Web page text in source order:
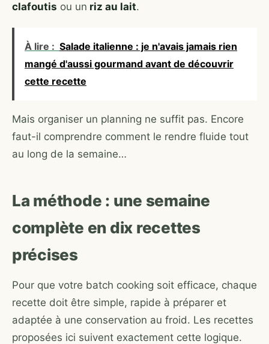
clafoutis ou un riz au lait.
À lire : Salade italienne : je n'avais jamais rien
mangé d'aussi gourmand avant de découvrir
cette recette
Mais organiser un planning ne suffit pas. Encore
faut-il comprendre comment le rendre fluide tout
au long de la semaine…
La méthode : une semaine
complète en dix recettes
précises
Pour que votre batch cooking soit efficace, chaque
recette doit être simple, rapide à préparer et
adaptée à une conservation au froid. Les recettes
proposées ici suivent exactement cette logique.